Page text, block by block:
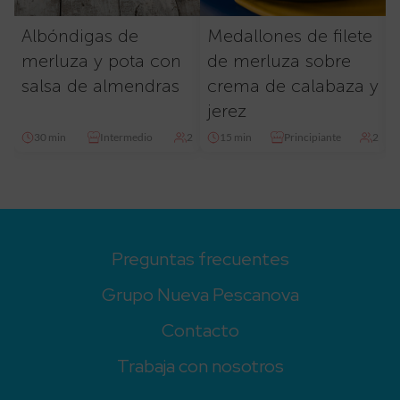
Albóndigas de
merluza y pota con
salsa de almendras
30 min Intermedio 2
Medallones de filete
de merluza sobre
crema de calabaza y
jerez
15 min Principiante 2
Preguntas frecuentes
Grupo Nueva Pescanova
Contacto
Trabaja con nosotros